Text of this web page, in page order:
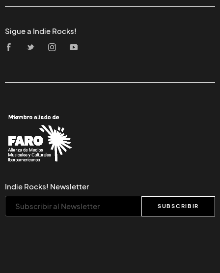
Sigue a Indie Rocks!
Indie Rocks! Newsletter